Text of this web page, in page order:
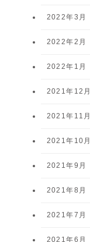
2022年3月
2022年2月
2022年1月
2021年12月
2021年11月
2021年10月
2021年9月
2021年8月
2021年7月
2021年6月